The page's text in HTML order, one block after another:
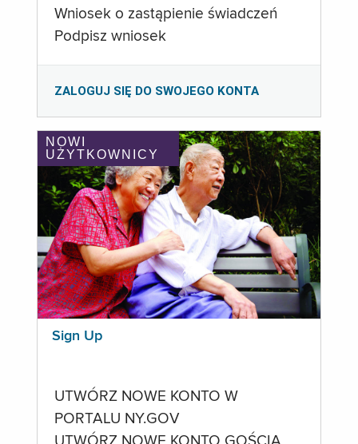
Wniosek o zastąpienie świadczeń
Podpisz wniosek
ZALOGUJ SIĘ DO SWOJEGO KONTA
NOWI
UŻYTKOWNICY
Sign Up
UTWÓRZ NOWE KONTO W
PORTALU NY.GOV